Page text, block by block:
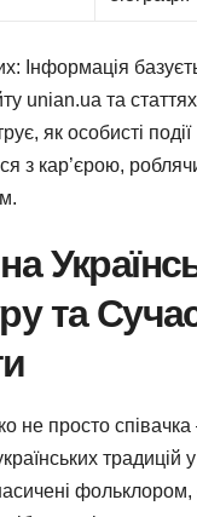
Інформація
unian.ua та
як особисті події
з кар’єрою,
та
не просто
традицій
насичені